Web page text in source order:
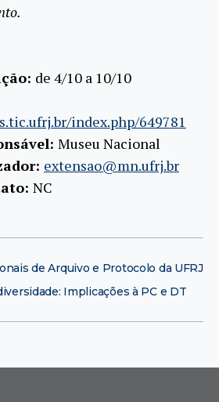
de 4/10 a 10/10
index.php/649781
Museu Nacional
extensao@mn.ufrj.br
NC
de Arquivo e Protocolo da UFRJ
Implicações à PC e DT